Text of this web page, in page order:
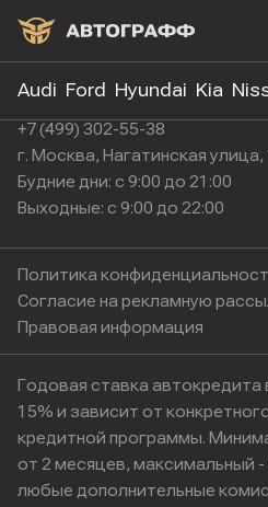
Audi Ford Hyundai Kia
+7 (499) 302-55-38
г. Москва, Нагатинская улица,
Будние дни: с 9:00 до 21:00
Выходные: с 9:00 до 22:00
Политика
Согласие на рекламную
Правовая информация
Годовая ставка автокредита
15% и зависит от
кредитной программы.
от 2 месяцев, максимальный
любые дополнительные